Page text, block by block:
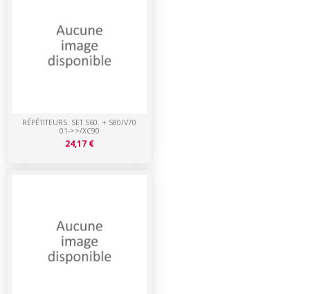
RÉPÉTITEURS. SET S60. + S80/V70
01->>/XC90
24,17 €